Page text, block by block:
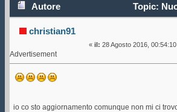
Autore
Topic:
(Letto 79890 volte)
christian91
« il: 28 Agosto 2016,
Advertisement
io co sto aggiornamento comunque non mi ci